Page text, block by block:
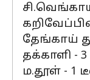
தேங்காய்
தக்காளி - 3
ம.தூள் - 1